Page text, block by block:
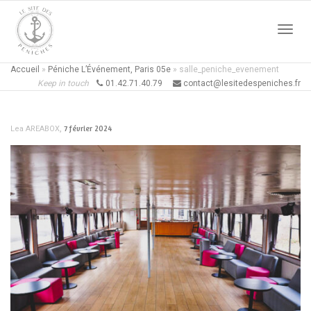
Accueil » Péniche L’Événement, Paris 05e » salle_peniche_evenement
Keep in touch
01.42.71.40.79 contact@lesitedespeniches.fr
Lea AREABOX, 7 février 2024